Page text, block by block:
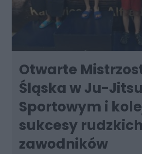
Otwarte
Śląska w Ju-Jitsu
Sportowym i
sukcesy rudzkich
zawodników